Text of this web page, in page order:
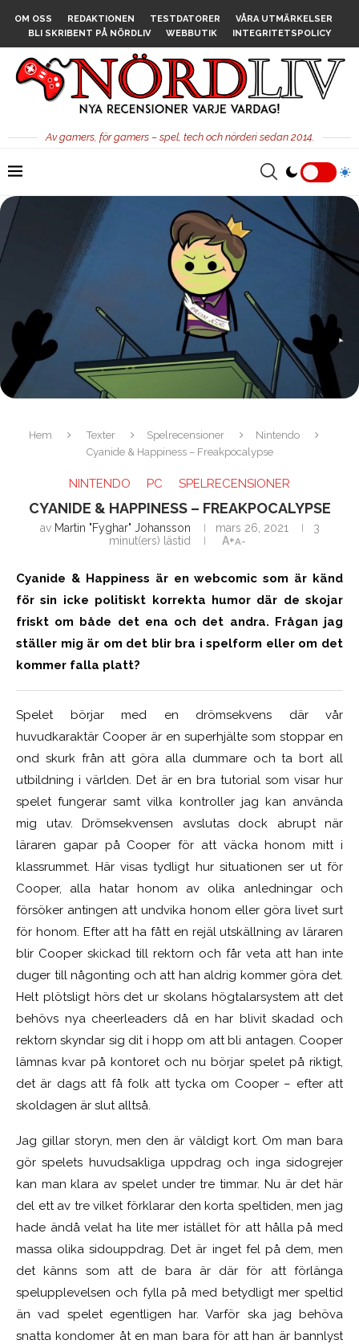
OM OSS REDAKTIONEN TESTDATORER
VÅRA UTMÄRKELSER
BLI SKRIBENT PÅ NÖRDLIV
WEBBUTIK INTEGRITETSPOLICY
Av gamers, för gamers – spel, tech och nörderi sedan 2014.
Hem Texter Spelrecensioner
Nintendo
Cyanide & Happiness – Freakpocalypse
NINTENDO PC SPELRECENSIONER
CYANIDE & HAPPINESS – FREAKPOCALYPSE
av Martin "Fyghar" Johansson mars 26, 2021
3
minut(ers) lästid
A+A-
Cyanide & Happiness är en webcomic som är känd
för sin icke politiskt korrekta humor där de skojar
friskt om både det ena och det andra. Frågan jag
ställer mig är om det blir bra i spelform eller om det
kommer falla platt?
Spelet börjar med en drömsekvens där vår
huvudkaraktär Cooper är en superhjälte som stoppar en
ond skurk från att göra alla dummare och ta bort all
utbildning i världen. Det är en bra tutorial som visar hur
spelet fungerar samt vilka kontroller jag kan använda
mig utav. Drömsekvensen avslutas dock abrupt när
läraren gapar på Cooper för att väcka honom mitt i
klassrummet. Här visas tydligt hur situationen ser ut för
Cooper, alla hatar honom av olika anledningar och
försöker antingen att undvika honom eller göra livet surt
för honom. Efter att ha fått en rejäl utskällning av läraren
blir Cooper skickad till rektorn och får veta att han inte
duger till någonting och att han aldrig kommer göra det.
Helt plötsligt hörs det ur skolans högtalarsystem att det
behövs nya cheerleaders då en har blivit skadad och
rektorn skyndar sig dit i hopp om att bli antagen. Cooper
lämnas kvar på kontoret och nu börjar spelet på riktigt,
det är dags att få folk att tycka om Cooper – efter att
skoldagen är slut alltså.
Jag gillar storyn, men den är väldigt kort. Om man bara
gör spelets huvudsakliga uppdrag och inga sidogrejer
kan man klara av spelet under tre timmar. Nu är det här
del ett av tre vilket förklarar den korta speltiden, men jag
hade ändå velat ha lite mer istället för att hålla på med
massa olika sidouppdrag. Det är inget fel på dem, men
det känns som att de bara är där för att förlänga
spelupplevelsen och fylla på med betydligt mer speltid
än vad spelet egentligen har. Varför ska jag behöva
snatta kondomer åt en man bara för att han är bannlyst